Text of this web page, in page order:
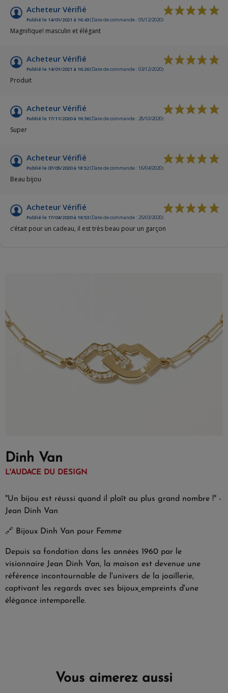
Acheteur Vérifié
Publié le 14/01/2021 à 16:43(Date de commande : 05/12/2020)
Magnifique! masculin et élégant
Acheteur Vérifié
Publié le 14/01/2021 à 16:26(Date de commande : 03/12/2020)
Produit
Acheteur Vérifié
Publié le 17/11/2020 à 16:36(Date de commande : 28/10/2020)
Super
Acheteur Vérifié
Publié le 07/05/2020 à 18:52(Date de commande : 16/04/2020)
Beau bijou
Acheteur Vérifié
Publié le 17/04/2020 à 16:53(Date de commande : 25/03/2020)
c’était pour un cadeau, il est très beau pour un garçon
Dinh Van
L'AUDACE DU DESIGN
"Un bijou est réussi quand il plaît au plus grand nombre !" -
Jean Dinh Van
🔗 Bijoux Dinh Van pour Femme
Depuis sa fondation dans les années 1960 par le
visionnaire Jean Dinh Van, la maison est devenue une
référence incontournable de l'univers de la joaillerie,
captivant les regards avec ses bijoux empreints d'une
élégance intemporelle.
Vous aimerez aussi